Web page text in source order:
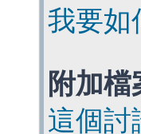
我要如
附加檔
這個討